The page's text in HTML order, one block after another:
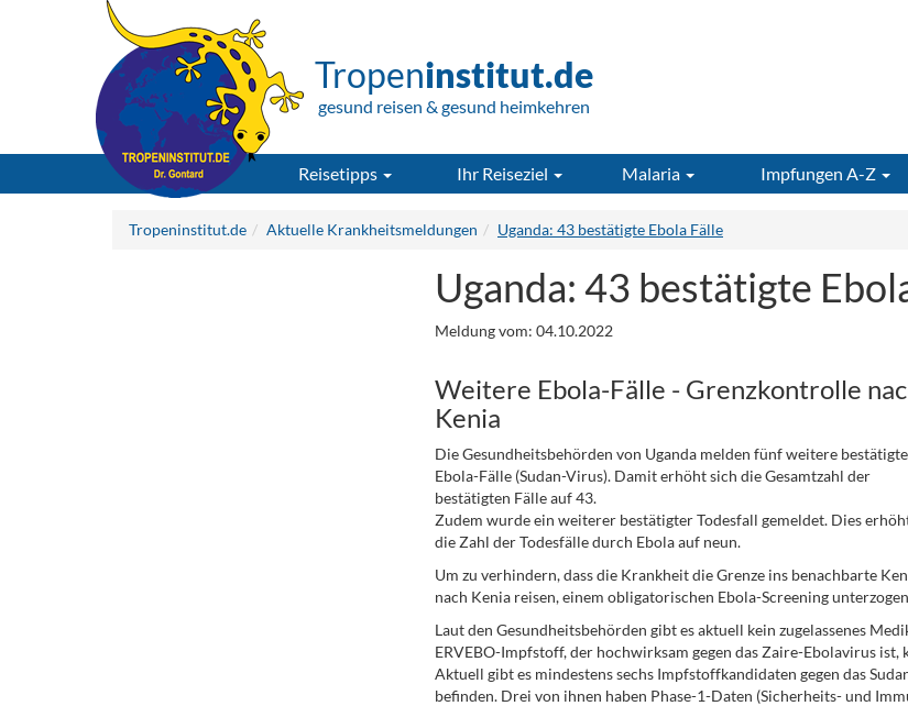
Tropeninstitut.de
gesund reisen & gesund heimkehren
Reisetipps Ihr Reiseziel Malaria Impfungen A-Z
Tropeninstitut.de Aktuelle Krankheitsmeldungen Uganda: 43 bestätigte Ebola Fälle
Uganda: 43 bestätigte
Meldung vom: 04.10.2022
Weitere Ebola-Fälle - Grenzkontrolle
Kenia
Die Gesundheitsbehörden von Uganda melden fünf weitere bestätigte
Ebola-Fälle (Sudan-Virus). Damit erhöht sich die Gesamtzahl der
bestätigten Fälle auf 43.
Zudem wurde ein weiterer bestätigter Todesfall gemeldet. Dies
die Zahl der Todesfälle durch Ebola auf neun.
Um zu verhindern, dass die Krankheit die Grenze ins benachbarte
nach Kenia reisen, einem obligatorischen Ebola-Screening
Laut den Gesundheitsbehörden gibt es aktuell kein zugelassenes
ERVEBO-Impfstoff, der hochwirksam gegen das Zaire-Ebolavirus ist,
Aktuell gibt es mindestens sechs Impfstoffkandidaten gegen das
befinden. Drei von ihnen haben Phase-1-Daten (Sicherheits- und